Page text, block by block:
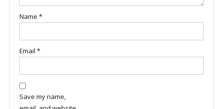
Name *
Email *
Save my name,